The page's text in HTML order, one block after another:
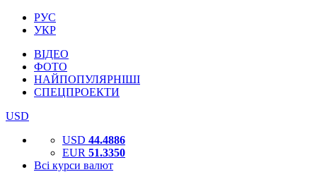
РУС
УКР
ВІДЕО
ФОТО
НАЙПОПУЛЯРНІШІ
СПЕЦПРОЕКТИ
USD
USD 44.4886
EUR 51.3350
Всі курси валют